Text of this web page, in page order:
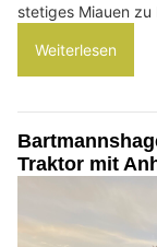
stetiges Miauen zu
Weiterlesen
Traktor mit